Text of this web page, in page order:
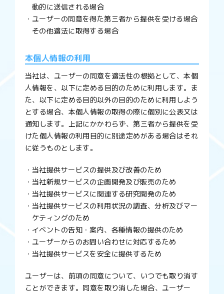
動的に送信される場合
ユーザーの同意を得た第三者から提供を受ける場合
その他適法に取得する場合
本個人情報の利用
当社は、ユーザーの同意を適法性の根拠として、本個
人情報を、以下に定める目的のために利用します。ま
た、以下に定める目的以外の目的のために利用しよう
とする場合、本個人情報の取得の際に個別に公表又は
通知します。上記にかかわらず、第三者から提供を受
けた個人情報の利用目的に別途定めがある場合はそれ
に従うものとします。
当社提供サービスの提供及び改善のため
当社新規サービスの企画開発及び販売のため
当社提供サービスに関連する研究開発のため
当社提供サービスの利用状況の調査、分析及びマー
ケティングのため
イベントの告知・案内、各種情報の提供のため
ユーザーからのお問い合わせに対応するため
当社提供サービスを安全に提供するため
ユーザーは、前項の同意について、いつでも取り消す
ことができます。同意を取り消した場合、ユーザー